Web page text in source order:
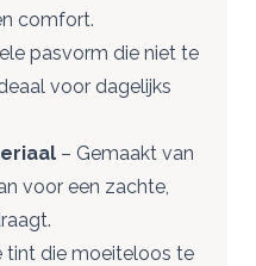
comfort.
pasvorm die niet te
voor dagelijks
– Gemaakt van
voor een zachte,
tint die moeiteloos te